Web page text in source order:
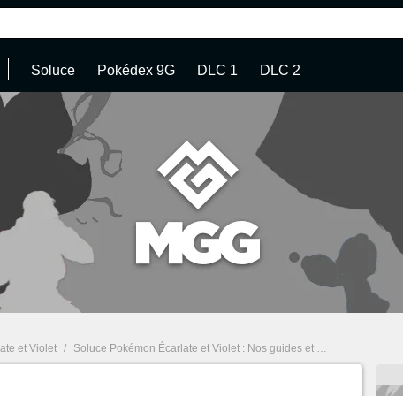
Soluce Pokédex 9G DLC 1 DLC 2
et Violet / Soluce Pokémon Écarlate et Violet : Nos guides et astuces sur la 9G